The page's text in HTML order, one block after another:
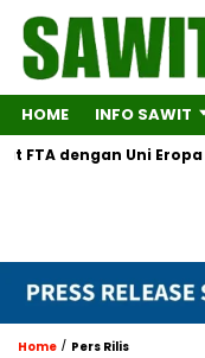
HOME INFO SAWIT
dengan Uni Eropa
Home / Pers Rilis